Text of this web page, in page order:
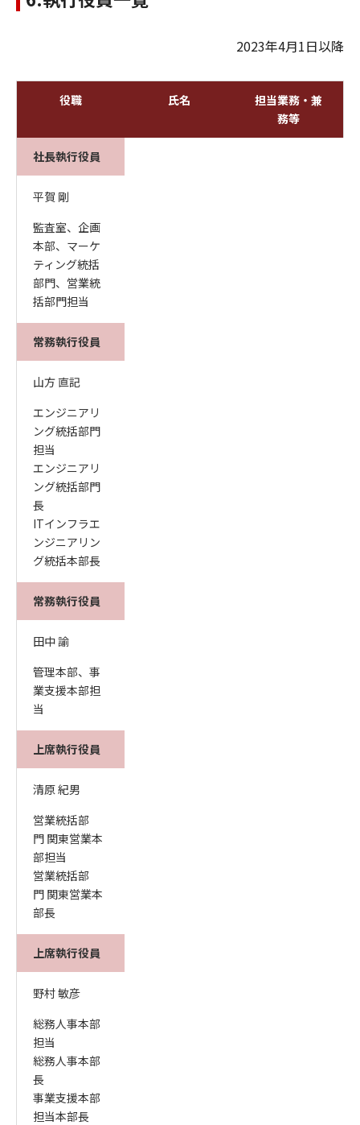
2023年4月1日以降
役職 氏名
担当業務・兼
務等
社長執行役員
平賀 剛
監査室、企画
本部、マーケ
ティング統括
部門、営業統
括部門担当
常務執行役員
山方 直記
エンジニアリ
ング統括部門
担当
エンジニアリ
ング統括部門
長
ITインフラエ
ンジニアリン
グ統括本部長
常務執行役員
田中 諭
管理本部、事
業支援本部担
当
上席執行役員
清原 紀男
営業統括部
門 関東営業本
部担当
営業統括部
門 関東営業本
部長
上席執行役員
野村 敏彦
総務人事本部
担当
総務人事本部
長
事業支援本部
担当本部長